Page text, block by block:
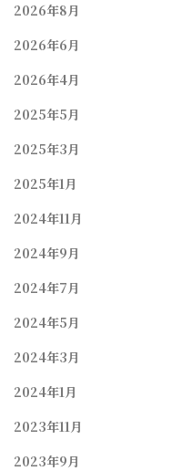
2026年8月
2026年6月
2026年4月
2025年5月
2025年3月
2025年1月
2024年11月
2024年9月
2024年7月
2024年5月
2024年3月
2024年1月
2023年11月
2023年9月